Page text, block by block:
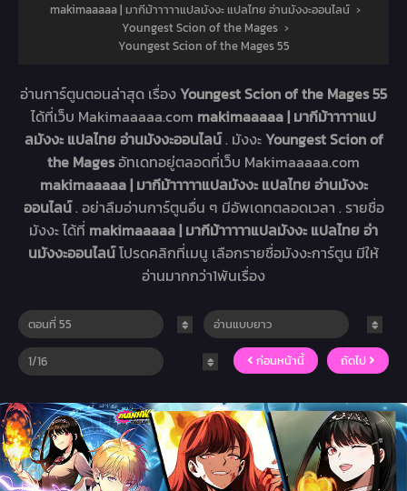
makimaaaaa | มากีม้าาาาาแปลมังงะ แปลไทย อ่านมังงะออนไลน์ ›
Youngest Scion of the Mages ›
Youngest Scion of the Mages 55
อ่านการ์ตูนตอนล่าสุด เรื่องYoungest Scion of the Mages 55
ได้ที่เว็บ Makimaaaaa.com makimaaaaa | มากีม้าาาาาแป
ลมังงะ แปลไทย อ่านมังงะออนไลน์. มังงะYoungest Scion of
the Magesอัทเดทอยู่ตลอดที่เว็บ Makimaaaaa.com
makimaaaaa | มากีม้าาาาาแปลมังงะ แปลไทย อ่านมังงะ
ออนไลน์. อย่าลืมอ่านการ์ตูนอื่น ๆ มีอัพเดทตลอดเวลา . รายชื่อ
มังงะ ได้ที่ makimaaaaa | มากีม้าาาาาแปลมังงะ แปลไทย อ่า
นมังงะออนไลน์โปรดคลิกที่เมนู เลือกรายชื่อมังงะการ์ตูน มีให้
อ่านมากกว่า1พันเรื่อง
ก่อนหน้านี้ ถัดไป